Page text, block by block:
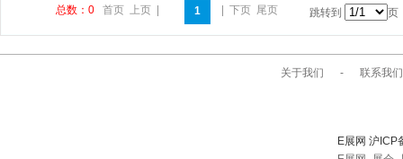
总数：0 首页 上页 1 下页 尾页 跳转到 页
关于我们 - 联系我们
E展网 沪